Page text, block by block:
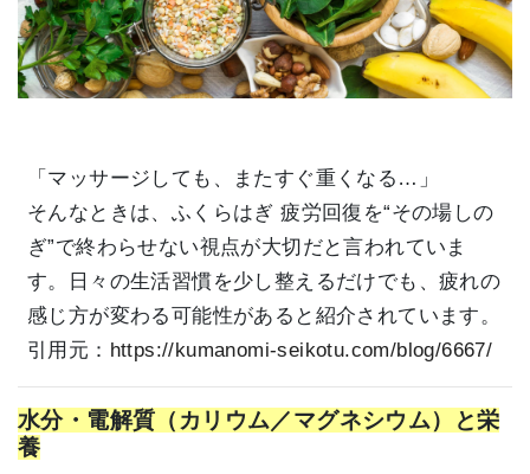
「マッサージしても、またすぐ重くなる…」
そんなときは、ふくらはぎ 疲労回復を“その場しの
ぎ”で終わらせない視点が大切だと言われていま
す。日々の生活習慣を少し整えるだけでも、疲れの
感じ方が変わる可能性があると紹介されています。
引用元： https://kumanomi-seikotu.com/blog/6667/
水分・電解質（カリウム／マグネシウム）と栄
養